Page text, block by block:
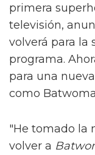
primera
televisión,
volverá para la
programa.
para una
como
"He tomado la
volver a